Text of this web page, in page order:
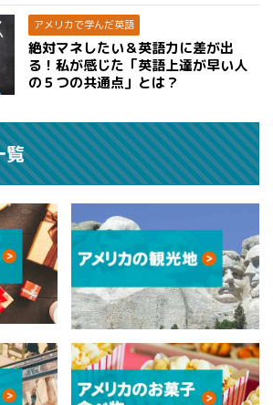
アメリカで学んだ英語
絶対マネしたい＆英語力に差が出
る！私が感じた「英語上達が早い人
の５つの共通点」とは？
覧